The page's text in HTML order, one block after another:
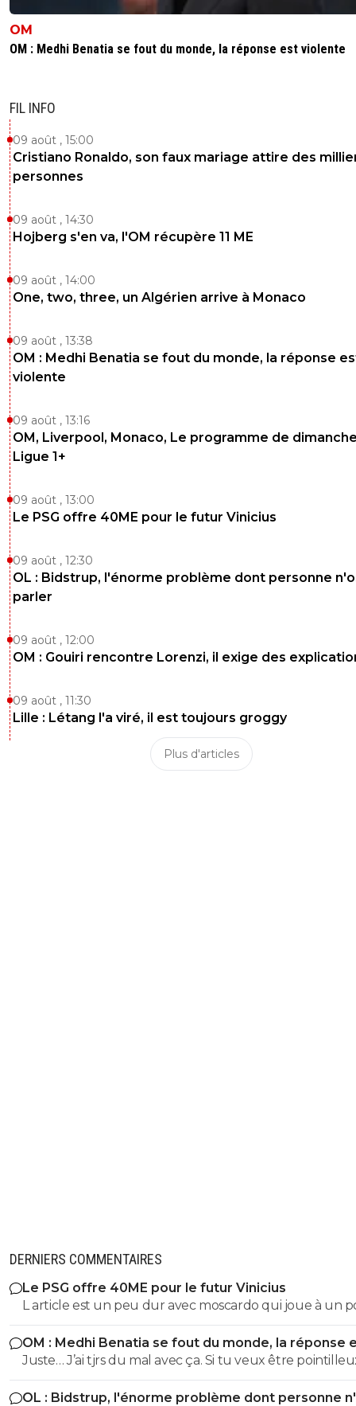
OM
OM : Medhi Benatia se fout du monde, la réponse est violente
FIL INFO
09 août , 15:00
Cristiano Ronaldo, son faux mariage attire des
personnes
09 août , 14:30
Hojberg s'en va, l'OM récupère 11 ME
09 août , 14:00
One, two, three, un Algérien arrive à Monaco
09 août , 13:38
OM : Medhi Benatia se fout du monde, la réponse
violente
09 août , 13:16
OM, Liverpool, Monaco, Le programme de
Ligue 1+
09 août , 13:00
Le PSG offre 40ME pour le futur Vinicius
09 août , 12:30
OL : Bidstrup, l'énorme problème dont personne
parler
09 août , 12:00
OM : Gouiri rencontre Lorenzi, il exige des
09 août , 11:30
Lille : Létang l'a viré, il est toujours groggy
Plus d'articles
DERNIERS COMMENTAIRES
Le PSG offre 40ME pour le futur Vinicius
L article est un peu dur avec moscardo qui joue à un
plus compliqué pour se mettre en valeur surtout
fais face à la concurrence des milieux actuels titulaires,
logique que ce joueur de 20 ans soit prêté pour s
en attendant son tour et prendre du temps de jeu,
il n a pas encore floppé, c est encore trop tôt pour le
OM : Medhi Benatia se fout du monde, la réponse
violente
Juste… J’ai tjrs du mal avec ça. Si tu veux être
etc…oui Mais c’est pas eux qui courent (ou pas) sur le
aussi…
OL : Bidstrup, l'énorme problème dont personne